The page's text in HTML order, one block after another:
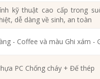
kỹ thuật cao cấp trong
dễ dàng về sinh, an toàn
- Coffee và màu Ghi xám -
PC Chống cháy + Đế thép